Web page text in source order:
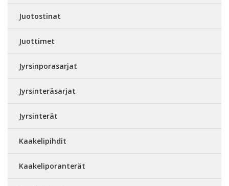
Juotostinat
Juottimet
Jyrsinporasarjat
Jyrsinteräsarjat
Jyrsinterät
Kaakelipihdit
Kaakeliporanterät